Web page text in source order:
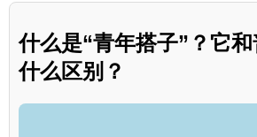
什么是“青年搭子”？它
什么区别？